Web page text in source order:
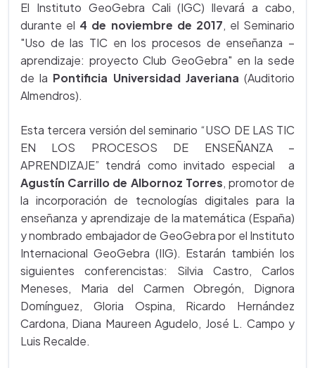
El Instituto GeoGebra Cali (IGC) llevará a cabo,
durante el 4 de noviembre de 2017, el Seminario
"Uso de las TIC en los procesos de enseñanza –
aprendizaje: proyecto Club GeoGebra" en la sede
de la Pontificia Universidad Javeriana (Auditorio
Almendros).
Esta tercera versión del seminario “USO DE LAS TIC
EN LOS PROCESOS DE ENSEÑANZA –
APRENDIZAJE” tendrá como invitado especial a
Agustín Carrillo de Albornoz Torres, promotor de
la incorporación de tecnologías digitales para la
enseñanza y aprendizaje de la matemática (España)
y nombrado embajador de GeoGebra por el Instituto
Internacional GeoGebra (IIG). Estarán también los
siguientes conferencistas: Silvia Castro, Carlos
Meneses, Maria del Carmen Obregón, Dignora
Domínguez, Gloria Ospina, Ricardo Hernández
Cardona, Diana Maureen Agudelo, José L. Campo y
Luis Recalde.